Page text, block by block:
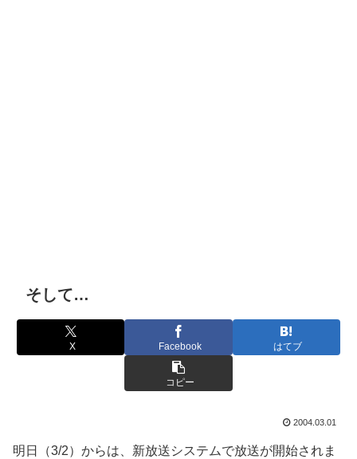
そして…
X Facebook はてブ
コピー
2004.03.01
明日（3/2）からは、新放送システムで放送が開始されま